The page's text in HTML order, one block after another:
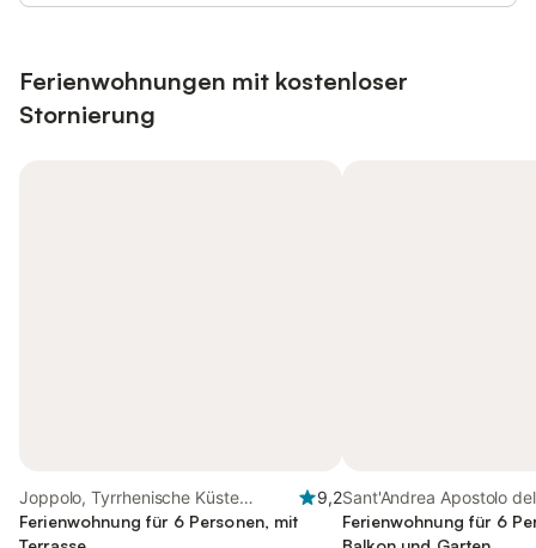
Ferienwohnungen mit kostenloser
Stornierung
Joppolo, Tyrrhenische Küste
Kalabrien
9,2
Ferienwohnung für 6 Personen, mit
Sant'Andrea Apostolo
Ionische Küste Kalabrien
Ferienwohnung für 6